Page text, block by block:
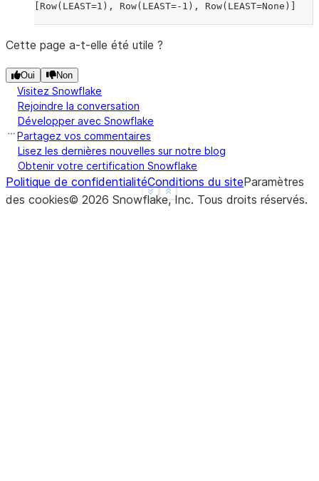
[Row(LEAST=1), Row(LEAST=-1), Row(LEAST=None)]
Show less
See more
Cette page a-t-elle été utile ?
Oui Non
Visitez Snowflake
Rejoindre la conversation
Développer avec Snowflake
Partagez vos commentaires
Lisez les dernières nouvelles sur notre blog
Obtenir votre certification Snowflake
Politique de confidentialitéConditions du siteParamètres
des cookies© 2026 Snowflake, Inc. Tous droits réservés.